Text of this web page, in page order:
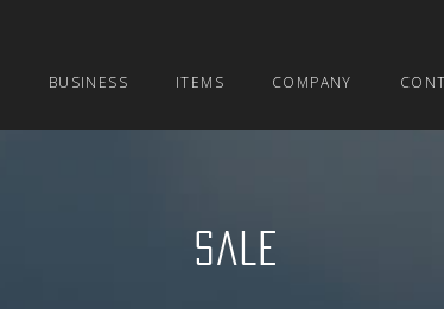
BUSINESS ITEMS COMPANY
SALE